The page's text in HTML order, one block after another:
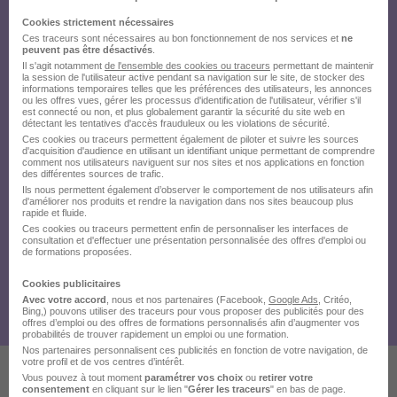
Cookies strictement nécessaires
Ces traceurs sont nécessaires au bon fonctionnement de nos services et ne
peuvent pas être désactivés
Il s'agit notamment de l'ensemble des cookies ou traceurs permettant de maintenir
la session de l'utilisateur active pendant sa navigation sur le site, de stocker des
informations temporaires telles que les préférences des utilisateurs, les annonces
ou les offres vues, gérer les processus d'identification de l'utilisateur, vérifier s'il
est connecté ou non, et plus globalement garantir la sécurité du site web en
détectant les tentatives d'accès frauduleux ou les violations de sécurité.
Ces cookies ou traceurs permettent également de piloter et suivre les sources
d'acquisition d'audience en utilisant un identifiant unique permettant de comprendre
comment nos utilisateurs naviguent sur nos sites et nos applications en fonction
des différentes sources de trafic.
Ils nous permettent également d’observer le comportement de nos utilisateurs afin
d'améliorer nos produits et rendre la navigation dans nos sites beaucoup plus
rapide et fluide.
Ces cookies ou traceurs permettent enfin de personnaliser les interfaces de
consultation et d'effectuer une présentation personnalisée des offres d'emploi ou
de formations proposées.
Cookies publicitaires
Avec votre accord , nous et nos partenaires (Facebook, Google Ads , Critéo,
Bing,) pouvons utiliser des traceurs pour vous proposer des publicités pour des
offres d’emploi ou des offres de formations personnalisés afin d’augmenter vos
probabilités de trouver rapidement un emploi ou une formation.
Nos partenaires personnalisent ces publicités en fonction de votre navigation, de
votre profil et de vos centres d’intérêt.
Vous pouvez à tout moment paramétrer vos choix ou retirer votre
consentement en cliquant sur le lien "Gérer les traceurs" en bas de page.